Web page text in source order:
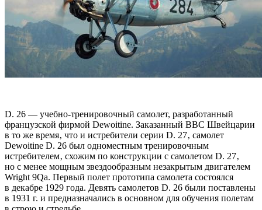
D. 26 — учебно-тренировочный самолет, разработанный
французской фирмой Dewoitine. Заказанный ВВС Швейцарии
в то же время‚ что и истребители серии D. 27‚ самолет
Dewoitine D. 26 был одноместным тренировочным
истребителем‚ схожим по конструкции с самолетом D. 27‚
но с менее мощным звездообразным незакрытым двигателем
Wright 9Qa. Первый полет прототипа самолета состоялся
в декабре 1929 года. Девять самолетов D. 26 были поставлены
в 1931 г. и предназначались в основном для обучения полетам